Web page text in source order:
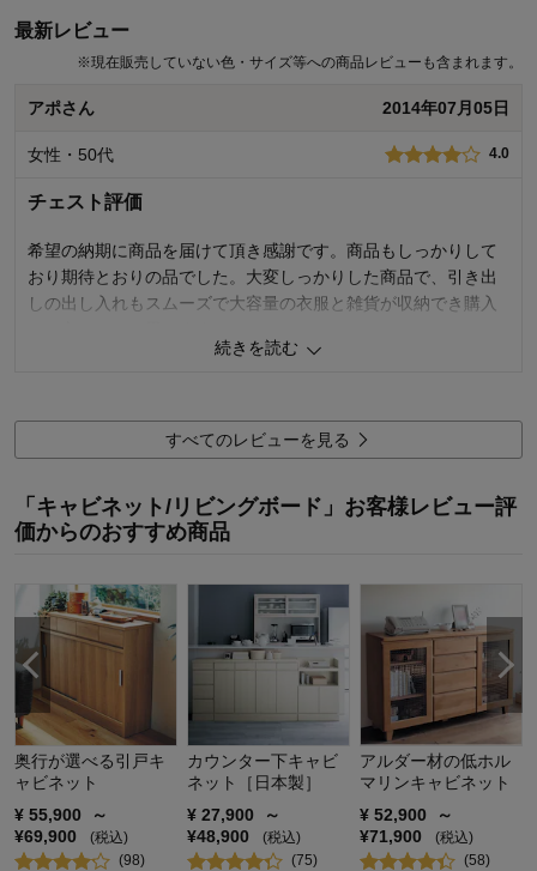
最新レビュー
※現在販売していない色・サイズ等への商品レビューも含まれます。
アポさん 2014年07月05日
女性・50代 4.0
チェスト評価
希望の納期に商品を届けて頂き感謝です。商品もしっかりして
おり期待とおりの品でした。大変しっかりした商品で、引き出
しの出し入れもスムーズで大容量の衣服と雑貨が収納でき購入
購入商品： ホワイト, ★W/約120×約95
続きを読む
すべてのレビューを見る
「キャビネット/リビングボード」お客様レビュー評
価からのおすすめ商品
奥行が選べる引戸キ
ャビネット
¥ 55,900
～
¥69,900
(税込)
(98)
カウンター下キャビ
ネット［日本製］
¥ 27,900
～
¥48,900
(税込)
(75)
アルダー材の低ホル
マリンキャビネット
¥ 52,900
～
¥71,900
(税込)
(58)